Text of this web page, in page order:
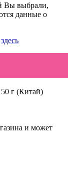
Вы выбрали,
данные о
здесь
г (Китай)
и может